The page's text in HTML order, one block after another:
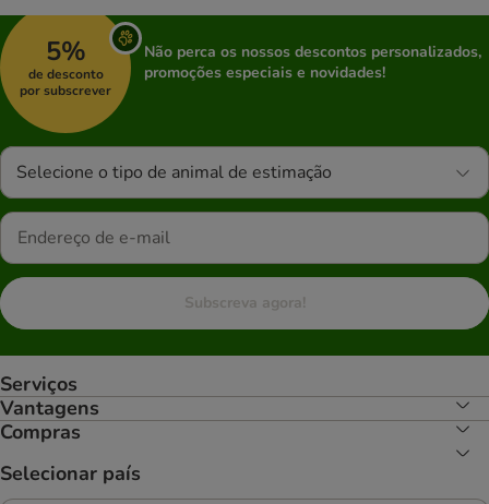
5%
de desconto
por subscrever
Não perca os nossos descontos personalizados,
promoções especiais e novidades!
Selecione o tipo de animal de estimação
Subscreva agora!
Serviços
Vantagens
Compras
Selecionar país